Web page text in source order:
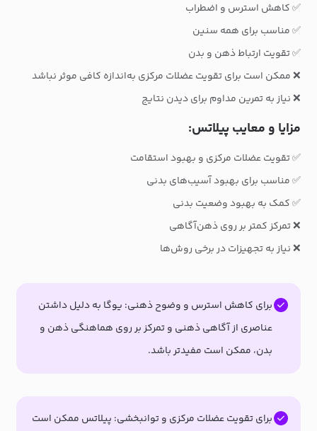
✅ کاهش استرس و اضطراب
✅ مناسب برای همه سنین
✅ تقویت ارتباط ذهن و بدن
❌ ممکن است برای تقویت عضلات مرکزی به‌اندازه کافی موثر نباشد
❌ نیاز به تمرین مداوم برای دیدن نتایج
مزایا و معایب پیلاتس:
✅ تقویت عضلات مرکزی و بهبود استقامت
✅ مناسب برای بهبود آسیب‌های بدنی
✅ کمک به بهبود وضعیت بدنی
❌ تمرکز کمتر بر روی ذهن‌آگاهی
❌ نیاز به تجهیزات در برخی روش‌ها
برای کاهش استرس و وضوح ذهنی: یوگا به دلیل داشتن
عناصری از آگاهی ذهنی و تمرکز بر روی هماهنگی ذهن و
بدن، ممکن است مفیدتر باشد.
برای تقویت عضلات مرکزی و توانبخشی: پیلاتس ممکن است